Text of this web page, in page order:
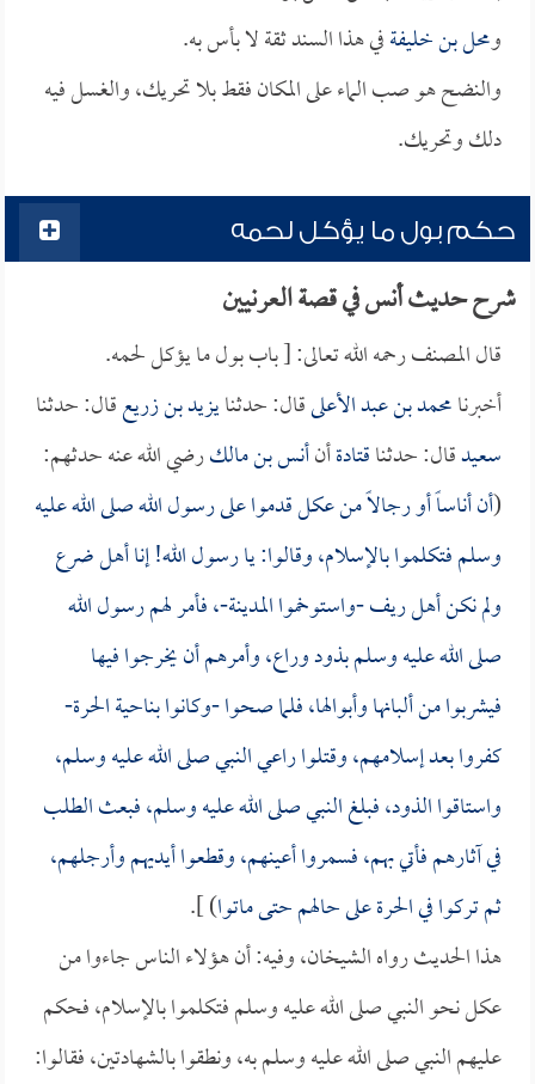
ومحل بن خليفةفي هذا السند ثقة لا بأس به.
والنضح هو صب الماء على المكان فقط بلا تحريك، والغسل فيه
دلك وتحريك.
حكم بول ما يؤكل لحمه
شرح حديث أنس في قصة العرنيين
قال المصنف رحمه الله تعالى: [ باب بول ما يؤكل لحمه.
أخبرنامحمد بن عبد الأعلىقال: حدثنايزيد بن زريعقال: حدثنا
سعيدقال: حدثناقتادةأنأنس بن مالكرضي الله عنه حدثهم:
(أن أناساً أو رجالاً من عكل قدموا على رسول الله صلى الله عليه
وسلم فتكلموا بالإسلام، وقالوا: يا رسول الله! إنا أهل ضرع
ولم نكن أهل ريف -واستوخموا المدينة-، فأمر لهم رسول الله
صلى الله عليه وسلم بذود وراع، وأمرهم أن يخرجوا فيها
فيشربوا من ألبانها وأبوالها، فلما صحوا -وكانوا بناحية الحرة-
كفروا بعد إسلامهم، وقتلوا راعي النبي صلى الله عليه وسلم،
واستاقوا الذود، فبلغ النبي صلى الله عليه وسلم، فبعث الطلب
في آثارهم فأتي بهم، فسمروا أعينهم، وقطعوا أيديهم وأرجلهم،
ثم تركوا في الحرة على حالهم حتى ماتوا) ].
هذا الحديث رواه الشيخان، وفيه: أن هؤلاء الناس جاءوا من
عكل نحو النبي صلى الله عليه وسلم فتكلموا بالإسلام، فحكم
عليهم النبي صلى الله عليه وسلم به، ونطقوا بالشهادتين، فقالوا: